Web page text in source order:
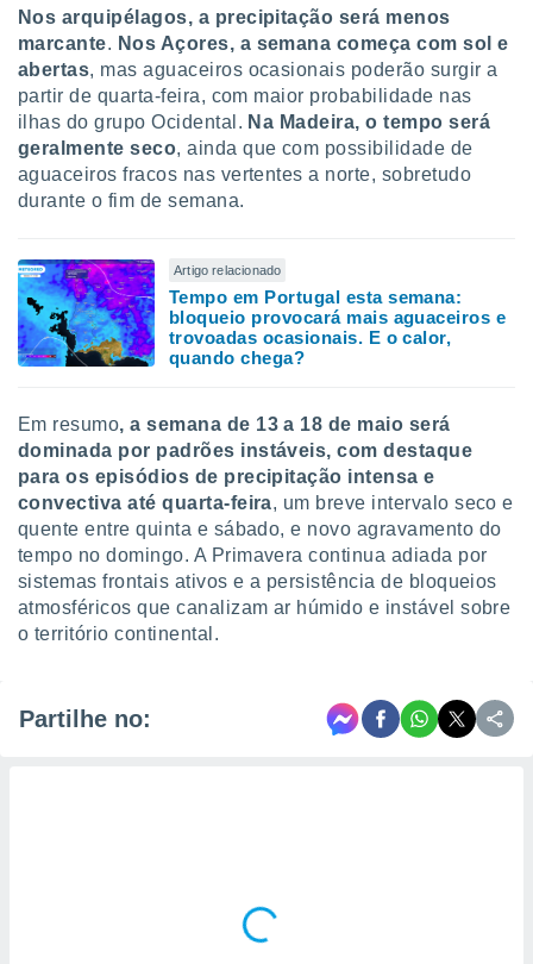
Nos arquipélagos, a precipitação será menos
marcante. Nos Açores, a semana começa com sol e
abertas, mas aguaceiros ocasionais poderão surgir a
partir de quarta-feira, com maior probabilidade nas
ilhas do grupo Ocidental. Na Madeira, o tempo será
geralmente seco, ainda que com possibilidade de
aguaceiros fracos nas vertentes a norte, sobretudo
durante o fim de semana.
Artigo relacionado
Tempo em Portugal esta semana:
bloqueio provocará mais aguaceiros e
trovoadas ocasionais. E o calor,
quando chega?
Em resumo, a semana de 13 a 18 de maio será
dominada por padrões instáveis, com destaque
para os episódios de precipitação intensa e
convectiva até quarta-feira, um breve intervalo seco e
quente entre quinta e sábado, e novo agravamento do
tempo no domingo. A Primavera continua adiada por
sistemas frontais ativos e a persistência de bloqueios
atmosféricos que canalizam ar húmido e instável sobre
o território continental.
Partilhe no: